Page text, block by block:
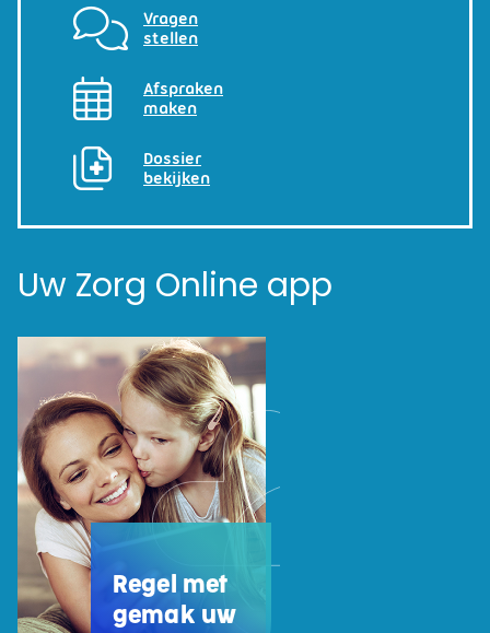
Vragen
stellen
Afspraken
maken
Dossier
bekijken
Uw Zorg Online app
Regel met
gemak uw